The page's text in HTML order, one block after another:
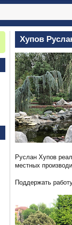
Хупов
Руслан Хупов
местных
Поддержать